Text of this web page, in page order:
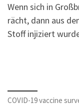
Wenn sich in
rächt, dann aus
Stoff injiziert
COVID-19 vaccine